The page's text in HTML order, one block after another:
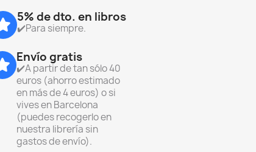
5% de dto. en libros
✔️Para siempre.
Envío gratis
✔️A partir de tan sólo 40
euros (ahorro estimado
en más de 4 euros) o si
vives en Barcelona
(puedes recogerlo en
nuestra librería sin
gastos de envío).